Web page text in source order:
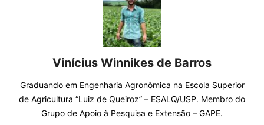
Vinícius Winnikes de Barros
Graduando em Engenharia Agronômica na Escola Superior
de Agricultura “Luiz de Queiroz” – ESALQ/USP. Membro do
Grupo de Apoio à Pesquisa e Extensão – GAPE.